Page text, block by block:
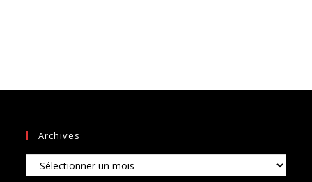
Archives
Archives